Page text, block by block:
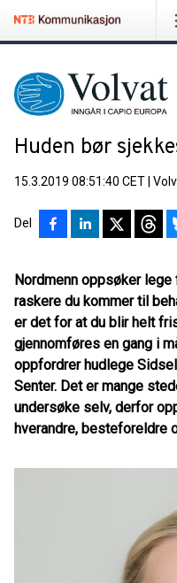
Huden bør
15.3.2019 08:51:40 CET
Del
Nordmenn oppsøker
raskere du kommer til
er det for at du blir helt
gjennomføres en gang i
oppfordrer hudlege
Senter. Det er mange
undersøke selv, derfor
hverandre, besteforeldre